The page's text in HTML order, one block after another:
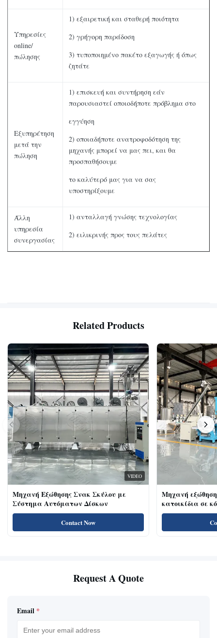
Υπηρεσίες
online/
πώλησης
1) εξαιρετική και σταθερή ποιότητα
2) γρήγορη παράδοση
3) τυποποιημένο πακέτο εξαγωγής ή όπως
ζητάτε
Εξυπηρέτηση
μετά την
πώληση
1) επισκευή και συντήρηση εάν
παρουσιαστεί οποιοδήποτε πρόβλημα στο
εγγύηση
2) οποιαδήποτε ανατροφοδότηση της
μηχανής μπορεί να μας πει, και θα
προσπαθήσουμε
το καλύτερό μας για να σας
υποστηρίξουμε
Άλλη
υπηρεσία
συνεργασίας
1) ανταλλαγή γνώσης τεχνολογίας
2) ειλικρινής προς τους πελάτες
Related Products
VIDEO
Μηχανή Εξώθησης Σνακ Σκύλου με
Σύστημα Αυτόματων Δίσκων
Contact Now
Μηχανή
κατοικίδια σε
κοτόπουλου
για γάτες με
πρωτεΐνη,
Request A Quote
Email *